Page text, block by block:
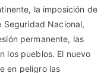
la imposición de
Seguridad Nacional,
permanente, las
los pueblos. El nuevo
en peligro las